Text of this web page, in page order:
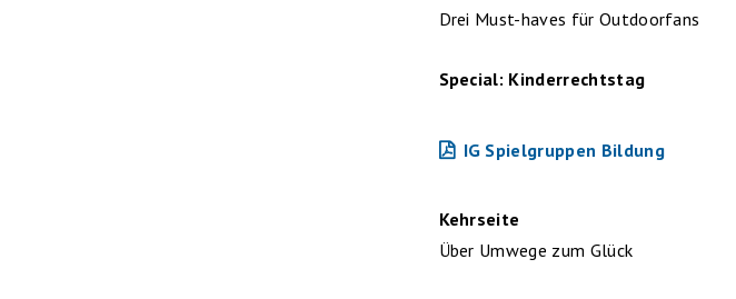
Drei Must-haves für Outdoorfans
Special: Kinderrechtstag
IG Spielgruppen Bildung
Kehrseite
Über Umwege zum Glück